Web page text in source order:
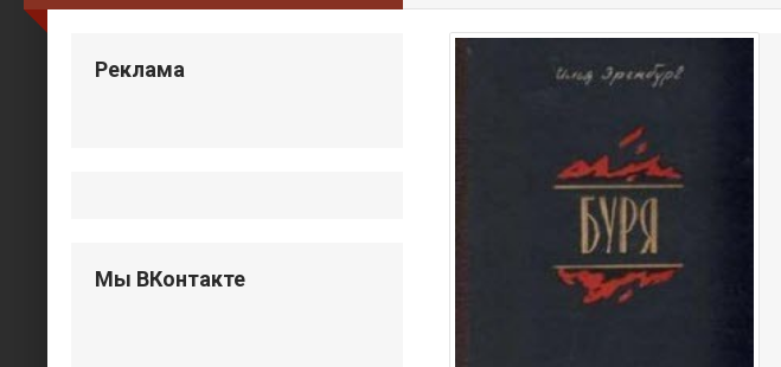
Реклама
Мы ВКонтакте